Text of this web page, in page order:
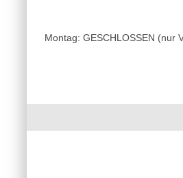
Montag: GESCHLOSSEN (nur